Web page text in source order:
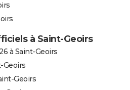
à Saint-Geoirs
à Saint-Geoirs
Geoirs
Geoirs